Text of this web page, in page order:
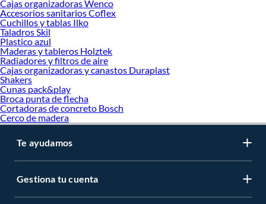
Cajas organizadoras Wenco
Accesorios sanitarios Coflex
Cuchillos y tablas Ilko
Taladros Skil
Plastico azul
Maderas y tableros Holztek
Radiadores y filtros de aire
Cajas organizadoras y canastos Duraplast
Shakers
Cunas pack&play
Broca punta de flecha
Cortadoras de concreto Bosch
Cerco de madera
Te ayudamos
Gestiona tu cuenta